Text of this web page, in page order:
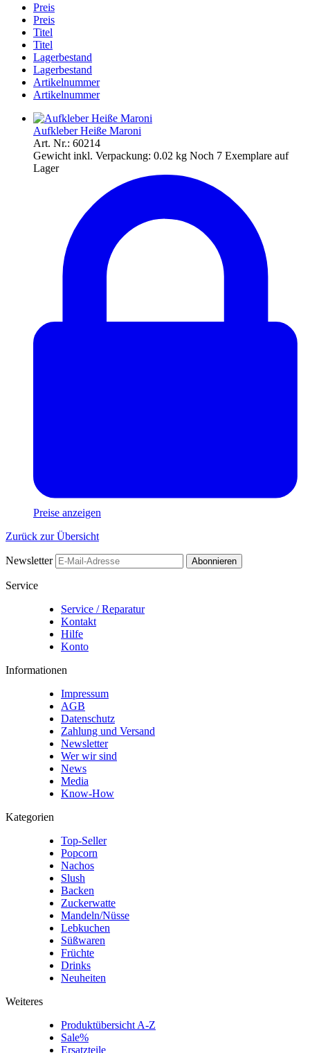
Preis
Preis
Titel
Titel
Lagerbestand
Lagerbestand
Artikelnummer
Artikelnummer
Aufkleber Heiße Maroni
Art. Nr.: 60214
Gewicht inkl. Verpackung: 0.02 kg Noch 7 Exemplare auf
Lager
Preise anzeigen
Zurück zur Übersicht
Newsletter Abonnieren
Service
Service / Reparatur
Kontakt
Hilfe
Konto
Informationen
Impressum
AGB
Datenschutz
Zahlung und Versand
Newsletter
Wer wir sind
News
Media
Know-How
Kategorien
Top-Seller
Popcorn
Nachos
Slush
Backen
Zuckerwatte
Mandeln/Nüsse
Lebkuchen
Süßwaren
Früchte
Drinks
Neuheiten
Weiteres
Produktübersicht A-Z
Sale%
Ersatzteile